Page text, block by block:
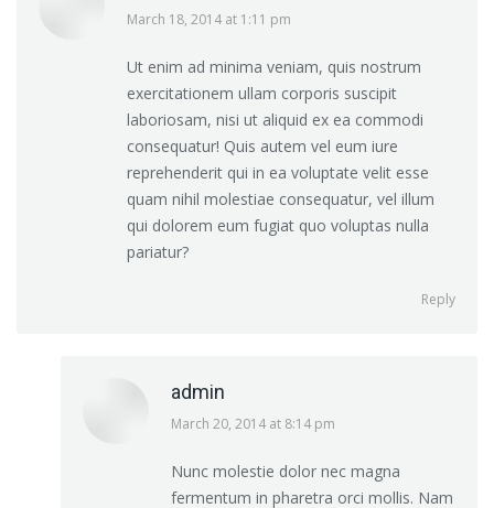
says:
March 18, 2014 at 1:11 pm
Ut enim ad minima veniam, quis nostrum
exercitationem ullam corporis suscipit
laboriosam, nisi ut aliquid ex ea commodi
consequatur! Quis autem vel eum iure
reprehenderit qui in ea voluptate velit esse
quam nihil molestiae consequatur, vel illum
qui dolorem eum fugiat quo voluptas nulla
pariatur?
Reply
admin
says:
March 20, 2014 at 8:14 pm
Nunc molestie dolor nec magna
fermentum in pharetra orci mollis. Nam